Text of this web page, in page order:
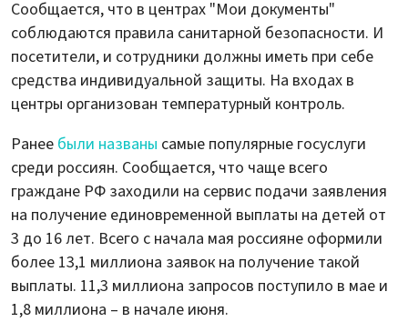
Сообщается, что в центрах "Мои документы"
соблюдаются правила санитарной безопасности. И
посетители, и сотрудники должны иметь при себе
средства индивидуальной защиты. На входах в
центры организован температурный контроль.
Ранее были названы самые популярные госуслуги
среди россиян. Сообщается, что чаще всего
граждане РФ заходили на сервис подачи заявления
на получение единовременной выплаты на детей от
3 до 16 лет. Всего с начала мая россияне оформили
более 13,1 миллиона заявок на получение такой
выплаты. 11,3 миллиона запросов поступило в мае и
1,8 миллиона – в начале июня.